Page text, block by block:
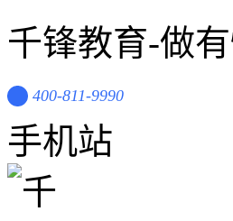
千锋教育-做
400-811-9990
手机站